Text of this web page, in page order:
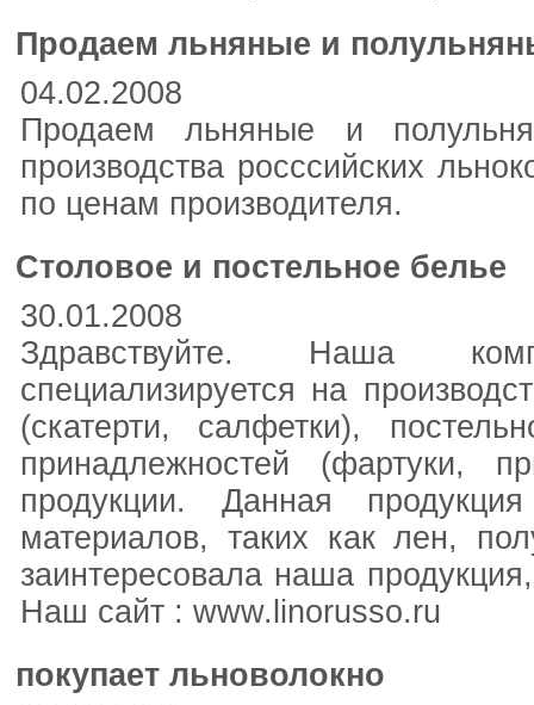
Продаем льняные и
04.02.2008
Продаем льняные и
производства росссийских
по ценам производителя.
Столовое и постельное белье
30.01.2008
Здравствуйте. Наша
специализируется на
(скатерти, салфетки),
принадлежностей (фартуки,
продукции. Данная
материалов, таких как лен,
заинтересовала наша
Наш сайт : www.linorusso.ru
покупает льноволокно